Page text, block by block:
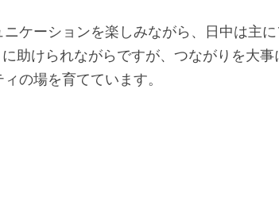
ケーションを楽しみながら、日中は主
助けられながらですが、つながりを大
の場を育てています。